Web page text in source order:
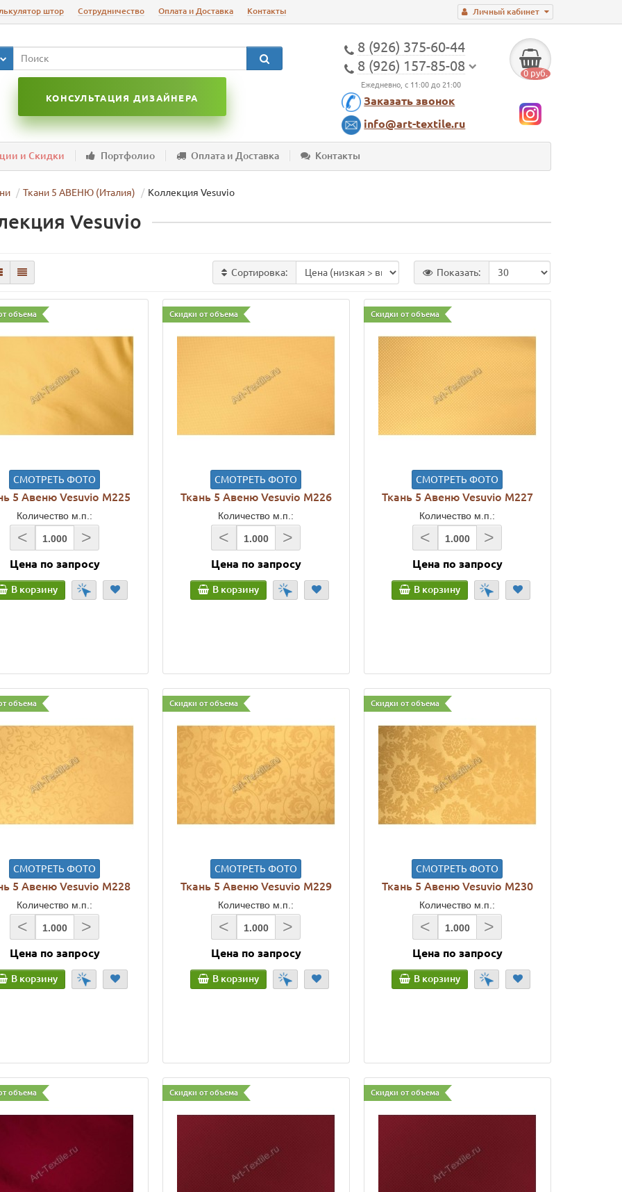
Личный кабинет
штор Сотрудничество Оплата и Доставка Контакты
8 (926) 375-60-44
8 (926) 157-85-08
Ежедневно, с 11:00 до 21:00
Заказать звонок
info@art-textile.ru
0 руб.
КОНСУЛЬТАЦИЯ ДИЗАЙНЕРА
и Скидки Портфолио Оплата и Доставка Контакты
Ткани 5 АВЕНЮ (Италия) Коллекция Vesuvio
Vesuvio
Сортировка: Показать:
объема
СМОТРЕТЬ ФОТО
5 Авеню Vesuvio M225
Количество м.п.:
< >
Цена по запросу
В корзину
Скидки от объема
СМОТРЕТЬ ФОТО
Ткань 5 Авеню Vesuvio M226
Количество м.п.:
< >
Цена по запросу
В корзину
Скидки от объема
СМОТРЕТЬ ФОТО
Ткань 5 Авеню Vesuvio M227
Количество м.п.:
< >
Цена по запросу
В корзину
объема
СМОТРЕТЬ ФОТО
5 Авеню Vesuvio M228
Количество м.п.:
< >
Цена по запросу
В корзину
Скидки от объема
СМОТРЕТЬ ФОТО
Ткань 5 Авеню Vesuvio M229
Количество м.п.:
< >
Цена по запросу
В корзину
Скидки от объема
СМОТРЕТЬ ФОТО
Ткань 5 Авеню Vesuvio M230
Количество м.п.:
< >
Цена по запросу
В корзину
объема Скидки от объема Скидки от объема